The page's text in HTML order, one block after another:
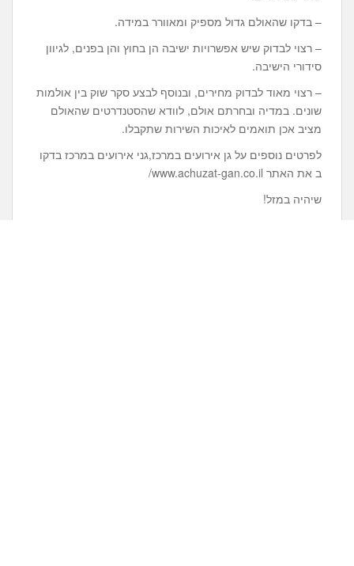
– בדקו שהאולם גדול מספיק ומאוורר במידה.
– רצוי לבדוק שיש אפשרויות ישיבה הן בחוץ והן בפנים, לגיוון
סידורי הישיבה.
– רצוי מאוד לבדוק מחירים, ובנוסף לבצע סקר שוק בין אולמות
שונים. במדיה ובחרתם אולם, לוודא שהסטנדרטים שהאולם
מציב אכן תואמים לאיכות השירות שתקבלו.
לפרטים נוספים על גן אירועים במרכז,גני אירועים במרכז בדקו
ב את האתר www.achuzat-gan.co.il/
שיהיה במזל!